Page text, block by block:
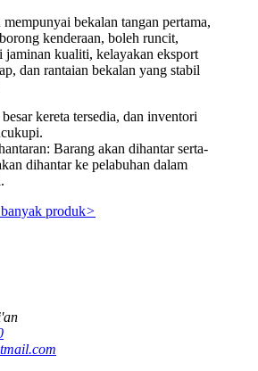
bekalan tangan pertama,
kenderaan, boleh runcit,
jaminan kualiti, kelayakan eksport
dan rantaian bekalan yang stabil
kereta tersedia, dan inventori
Barang akan dihantar serta-
dihantar ke pelabuhan dalam
produk>